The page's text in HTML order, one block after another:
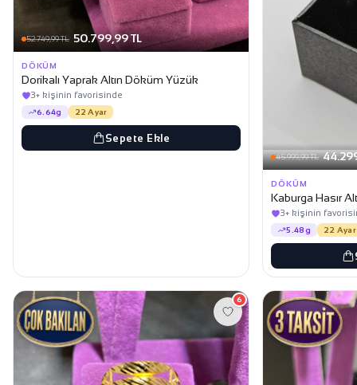
52.749,99 TL 50.799,99 TL
DÖKÜM
Dorikalı Yaprak Altın Döküm Yüzük
3+ kişinin favorisinde
6.64g 22 Ayar
Sepete Ekle
45.999,99 TL
DÖKÜM
Kaburga Hasır
3+ kişinin
5.48g 22 Ayar
6